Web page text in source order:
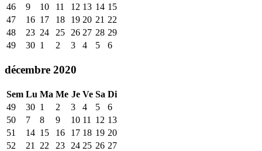
46
9 10 11 12 13 14 15
47
16 17 18 19 20 21 22
48
23 24 25 26 27 28 29
49
30 1 2 3 4 5 6
décembre 2020
Sem Lu Ma Me Je Ve Sa Di
49
30 1 2 3 4 5
6
50
7 8 9 10 11 12 13
51
14 15 16 17 18 19 20
52
21 22 23 24 25 26 27